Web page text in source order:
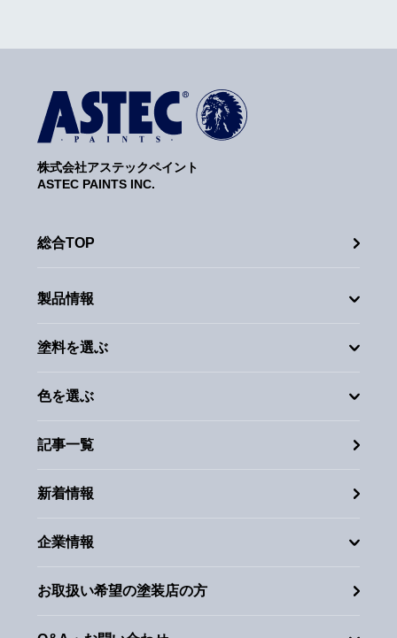
株式会社アステックペイント
ASTEC PAINTS INC.
総合TOP
製品情報
塗料を選ぶ
色を選ぶ
記事一覧
新着情報
企業情報
お取扱い希望の塗装店の方